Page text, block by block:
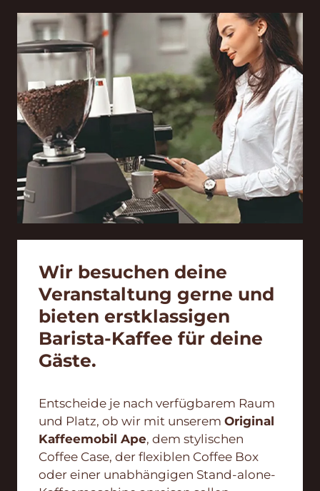
Wir besuchen deine
Veranstaltung gerne und
bieten erstklassigen
Barista-Kaffee für deine
Gäste.
Entscheide je nach verfügbarem Raum
und Platz, ob wir mit unserem Original
Kaffeemobil Ape, dem stylischen
Coffee Case, der flexiblen Coffee Box
oder einer unabhängigen Stand-alone-